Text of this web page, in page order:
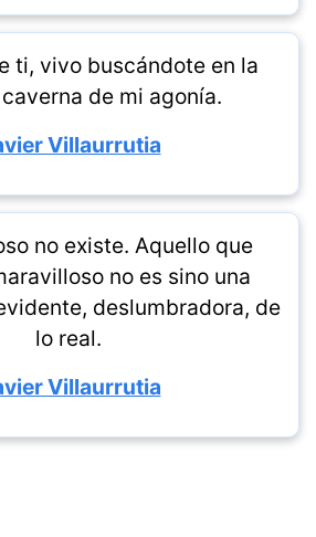
ti, vivo buscándote en la
de mi agonía.
Villaurrutia
no existe. Aquello que
no es sino una
deslumbradora, de
lo real.
Villaurrutia